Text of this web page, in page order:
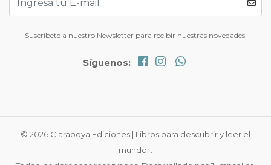
Suscríbete a nuestro Newsletter para recibir nuestras novedades.
Síguenos:
© 2026 Claraboya Ediciones | Libros para descubrir y leer el
mundo. .